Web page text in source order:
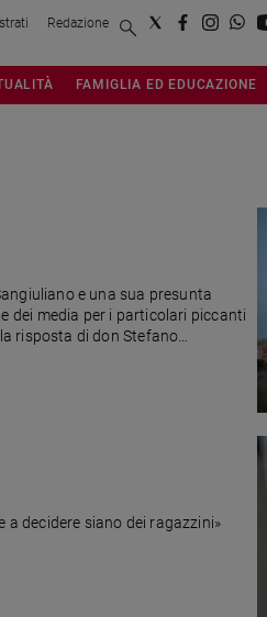
Redazione
FAMIGLIA ED EDUCAZIONE
e una sua presunta
dei media per i particolari piccanti
risposta di don Stefano
decidere siano dei ragazzini»